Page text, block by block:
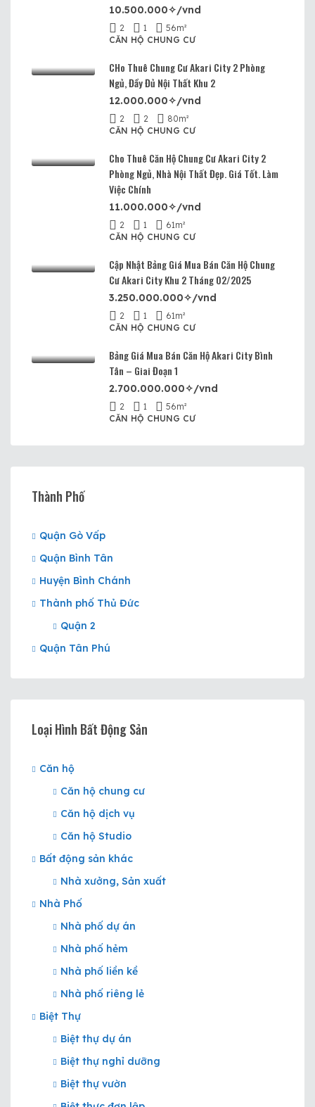
10.500.000✧/vnd
2 1 56m²
CĂN HỘ CHUNG CƯ
CHo Thuê Chung Cư Akari City 2 Phòng
Ngủ, Đầy Đủ Nội Thất Khu 2
12.000.000✧/vnd
2 2 80m²
CĂN HỘ CHUNG CƯ
Cho Thuê Căn Hộ Chung Cư Akari City 2
Phòng Ngủ, Nhà Nội Thất Đẹp. Giá Tốt. Làm
Việc Chính
11.000.000✧/vnd
2 1 61m²
CĂN HỘ CHUNG CƯ
Cập Nhật Bảng Giá Mua Bán Căn Hộ Chung
Cư Akari City Khu 2 Tháng 02/2025
3.250.000.000✧/vnd
2 1 61m²
CĂN HỘ CHUNG CƯ
Bảng Giá Mua Bán Căn Hộ Akari City Bình
Tân – Giai Đoạn 1
2.700.000.000✧/vnd
2 1 56m²
CĂN HỘ CHUNG CƯ
Thành Phố
Quận Gò Vấp
Quận Bình Tân
Huyện Bình Chánh
Thành phố Thủ Đức
Quận 2
Quận Tân Phú
Loại Hình Bất Động Sản
Căn hộ
Căn hộ chung cư
Căn hộ dịch vụ
Căn hộ Studio
Bất động sản khác
Nhà xưởng, Sản xuất
Nhà Phố
Nhà phố dự án
Nhà phố hẻm
Nhà phố liền kề
Nhà phố riêng lẻ
Biệt Thự
Biệt thự dự án
Biệt thự nghỉ dưỡng
Biệt thự vườn